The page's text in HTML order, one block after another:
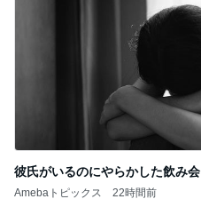
彼氏がいるのにやらかした飲み会
Amebaトピックス 22時間前